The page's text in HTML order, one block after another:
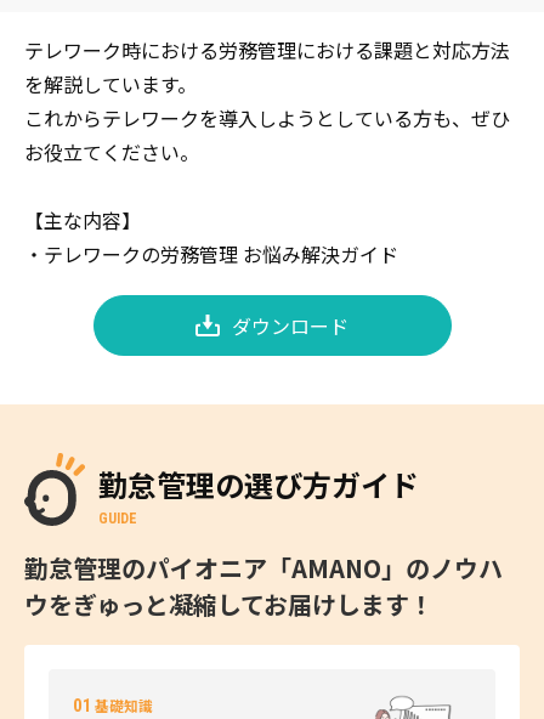
テレワーク時における労務管理における課題と対応方法
を解説しています。
これからテレワークを導入しようとしている方も、ぜひ
お役立てください。
【主な内容】
・テレワークの労務管理 お悩み解決ガイド
ダウンロード
勤怠管理の選び方ガイド
GUIDE
勤怠管理のパイオニア「AMANO」のノウハ
ウをぎゅっと凝縮してお届けします！
01 基礎知識